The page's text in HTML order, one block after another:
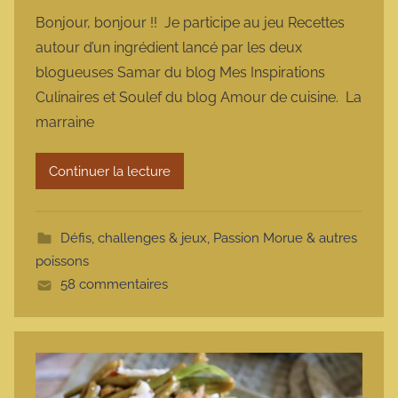
m
a
r
t
t
Bonjour, bonjour !! Je participe au jeu Recettes
autour d’un ingrédient lancé par les deux
blogueuses Samar du blog Mes Inspirations
Culinaires et Soulef du blog Amour de cuisine. La
marraine
Continuer la lecture
Défis, challenges & jeux, Passion Morue & autres
poissons
58 commentaires